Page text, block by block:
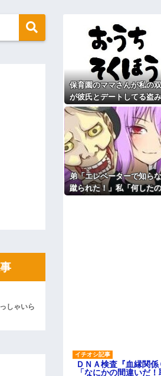
を見たら不愉快になる。この責任を
ちら←むしろコレは普通じゃね？w
興行収入1兆円突破が確実にｗｗｗｗ
の地獄すぎる、男はどうやって耐え
物」を小学校に植えた→20年経って
が義妹旦那とフリンしたのよ！」私
んです」→結果…
でしょ！？」俺「してないよ」←姉
ているのだが・・・
ィギュアがヤバすぎるｗｗｗｗｗｗ
よ！」キチママ『そこに金庫があっ
ちらｗｗｗｗｗ(※画像あり)
車線を制限速度で走った結果
くる
保育園のママさんが私の
が彼氏とデートしてる盗
像を見せて「あとはわか
とりあえず5万を家に持っ
と脅してきた
弟「エレベーターで知ら
蹴られた！」私「何した
ＤＮＡ検査『血縁関
「なにかの間違いだ
しゃいら